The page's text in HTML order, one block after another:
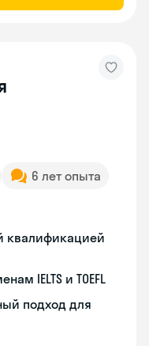
6 лет опыта
квалификацией
IELTS и TOEFL
подход для